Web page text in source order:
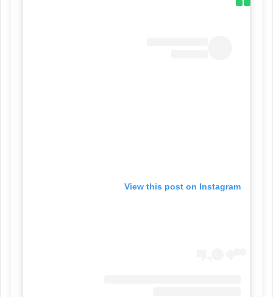
View this post on Instagram